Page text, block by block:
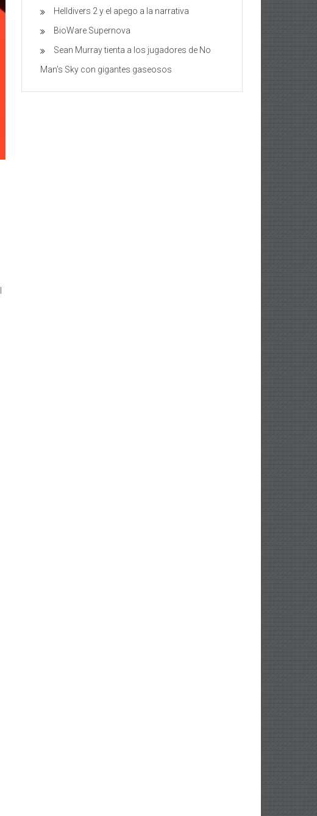
Helldivers 2 y el apego a la narrativa
BioWare Supernova
Sean Murray tienta a los jugadores de No
Man’s Sky con gigantes gaseosos